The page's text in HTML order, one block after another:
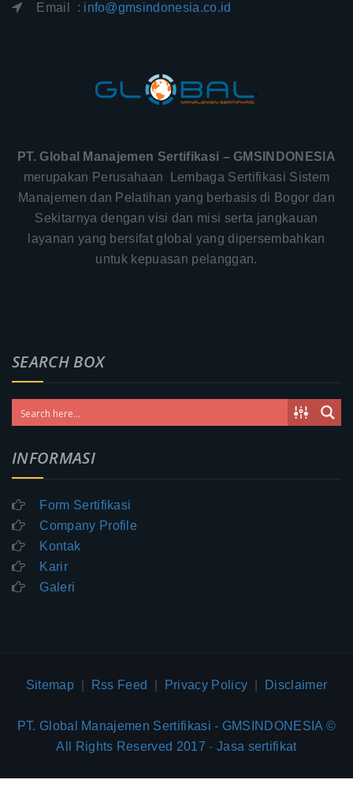
Email : info@gmsindonesia.co.id
PT. Global Manajemen Sertifikasi – GMSINDONESIA
merupakan Perusahaan Lembaga Sertifikasi Sistem
Manajemen dan Pelatihan yang berbasis di Bogor dan
Sekitarnya dengan visi dan misi serta jangkauan
layanan yang bersifat global yang dipersembahkan
untuk kepuasan pelanggan.
SEARCH BOX
INFORMASI
Form Sertifikasi
Company Profile
Kontak
Karir
Galeri
Sitemap Rss Feed Privacy Policy Disclaimer
PT. Global Manajemen Sertifikasi - GMSINDONESIA ©
All Rights Reserved 2017 - Jasa sertifikat